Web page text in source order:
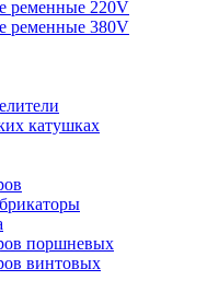
ременные 220V
ременные 380V
катушках
поршневых
винтовых